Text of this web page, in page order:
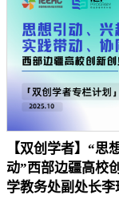
【双创学者】“思
动”西部边疆高校
学教务处副处长李